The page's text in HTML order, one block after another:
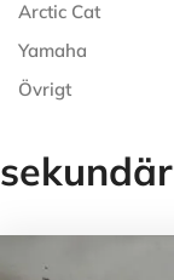
Arctic Cat
Yamaha
Övrigt